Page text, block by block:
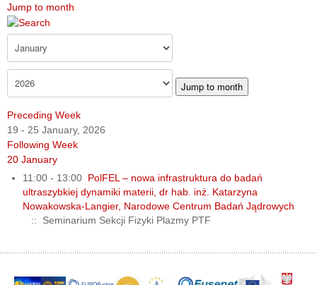
Jump to month
Jump to month
Preceding Week
19 - 25 January, 2026
Following Week
20 January
11:00 - 13:00 PolFEL – nowa infrastruktura do badań
ultraszybkiej dynamiki materii, dr hab. inż. Katarzyna
Nowakowska-Langier, Narodowe Centrum Badań Jądrowych
:: Seminarium Sekcji Fizyki Plazmy PTF